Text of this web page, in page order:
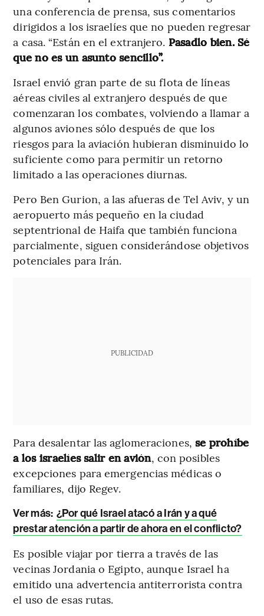
una conferencia de prensa, sus comentarios
dirigidos a los israelíes que no pueden regresar
a casa. “Están en el extranjero. Pasadlo bien. Sé
que no es un asunto sencillo”.
Israel envió gran parte de su flota de líneas
aéreas civiles al extranjero después de que
comenzaran los combates, volviendo a llamar a
algunos aviones sólo después de que los
riesgos para la aviación hubieran disminuido lo
suficiente como para permitir un retorno
limitado a las operaciones diurnas.
Pero Ben Gurion, a las afueras de Tel Aviv, y un
aeropuerto más pequeño en la ciudad
septentrional de Haifa que también funciona
parcialmente, siguen considerándose objetivos
potenciales para Irán.
PUBLICIDAD
Para desalentar las aglomeraciones, se prohíbe
a los israelíes salir en avión, con posibles
excepciones para emergencias médicas o
familiares, dijo Regev.
Ver más: ¿Por qué Israel atacó a Irán y a qué
prestar atención a partir de ahora en el conflicto?
Es posible viajar por tierra a través de las
vecinas Jordania o Egipto, aunque Israel ha
emitido una advertencia antiterrorista contra
el uso de esas rutas.